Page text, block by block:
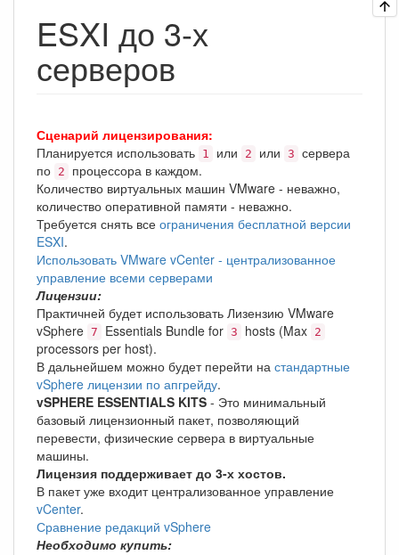
ESXI до 3-х
серверов
Сценарий лицензирования:
Планируется использовать 1 или 2 или 3 сервера
по 2
процессора в каждом.
Количество виртуальных машин VMware - неважно,
количество оперативной памяти - неважно.
Требуется снять все ограничения бесплатной версии
ESXI.
Использовать VMware vCenter - централизованное
управление всеми серверами
Лицензии:
Практичней будет использовать Лизензию VMware
vSphere 7 Essentials Bundle for 3 hosts (Max 2
processors per host).
В дальнейшем можно будет перейти на стандартные
vSphere лицензии по апгрейду.
vSPHERE ESSENTIALS KITS - Это минимальный
базовый лицензионный пакет, позволяющий
перевести, физические сервера в виртуальные
машины.
Лицензия поддерживает до 3-х хостов.
В пакет уже входит централизованное управление
vCenter.
Сравнение редакций vSphere
Необходимо купить: